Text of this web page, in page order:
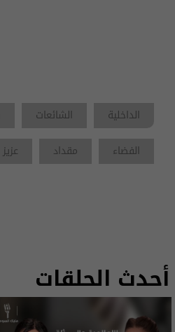
الداخلية الشائعات
الفضاء
مقداد عزيز
أحدث الحلقات